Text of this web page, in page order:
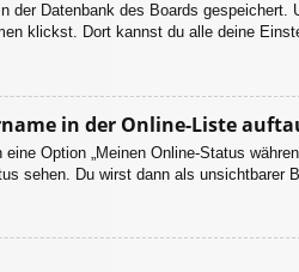
Datenbank des Boards
klickst. Dort kannst du alle deine
in der Online-Liste
Option „Meinen Online-Status
sehen. Du wirst dann als unsichtbarer